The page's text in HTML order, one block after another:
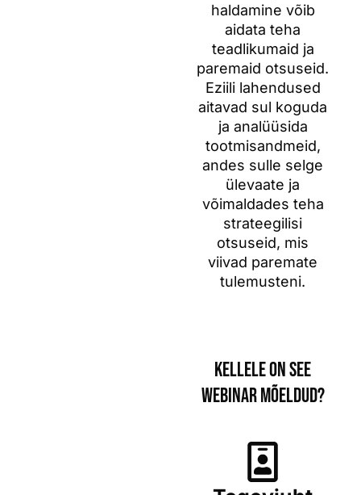
haldamine võib
aidata teha
teadlikumaid ja
paremaid otsuseid.
Eziili lahendused
aitavad sul koguda
ja analüüsida
tootmisandmeid,
andes sulle selge
ülevaate ja
võimaldades teha
strateegilisi
otsuseid, mis
viivad paremate
tulemusteni.
Kellele on see
Webinar mõeldud?